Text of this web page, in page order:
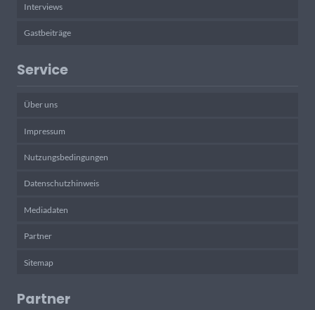
Interviews
Gastbeiträge
Service
Über uns
Impressum
Nutzungsbedingungen
Datenschutzhinweis
Mediadaten
Partner
Sitemap
Partner